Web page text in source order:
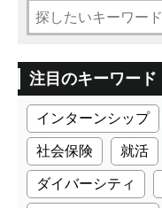
注目のキーワード
インターンシップ
社会保険 就活
ダイバーシティ